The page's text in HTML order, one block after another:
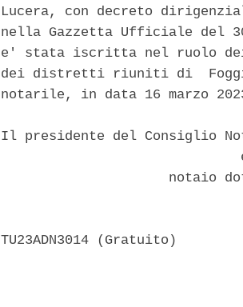
Lucera, con decreto
nella Gazzetta Ufficiale del
e' stata iscritta nel ruolo
dei distretti riuniti di
notarile, in data 16 marzo
Il presidente del Consiglio
notaio